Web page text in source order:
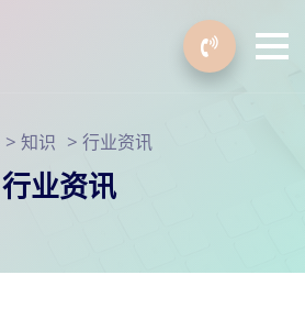
> 知识 > 行业资讯
行业资讯